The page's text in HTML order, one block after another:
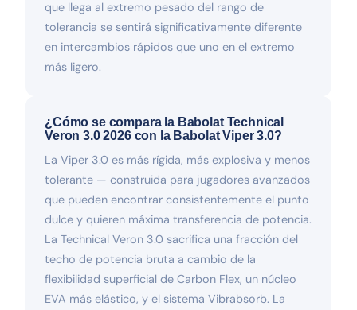
que llega al extremo pesado del rango de
tolerancia se sentirá significativamente diferente
en intercambios rápidos que uno en el extremo
más ligero.
¿Cómo se compara la Babolat Technical
Veron 3.0 2026 con la Babolat Viper 3.0?
La Viper 3.0 es más rígida, más explosiva y menos
tolerante — construida para jugadores avanzados
que pueden encontrar consistentemente el punto
dulce y quieren máxima transferencia de potencia.
La Technical Veron 3.0 sacrifica una fracción del
techo de potencia bruta a cambio de la
flexibilidad superficial de Carbon Flex, un núcleo
EVA más elástico, y el sistema Vibrabsorb. La